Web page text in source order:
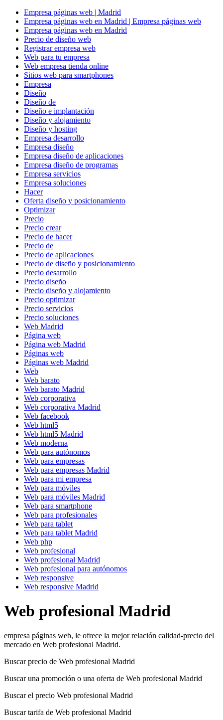
Empresa páginas web | Madrid
Empresa páginas web en Madrid | Empresa páginas web
Empresa páginas web en Madrid
Precio de diseño web
Registrar empresa web
Web para tu empresa
Web empresa tienda online
Sitios web para smartphones
Empresa
Diseño
Diseño de
Diseño e implantación
Diseño y alojamiento
Diseño y hosting
Empresa desarrollo
Empresa diseño
Empresa diseño de aplicaciones
Empresa diseño de programas
Empresa servicios
Empresa soluciones
Hacer
Oferta diseño y posicionamiento
Optimizar
Precio
Precio crear
Precio de hacer
Precio de
Precio de aplicaciones
Precio de diseño y posicionamiento
Precio desarrollo
Precio diseño
Precio diseño y alojamiento
Precio optimizar
Precio servicios
Precio soluciones
Web Madrid
Página web
Página web Madrid
Páginas web
Páginas web Madrid
Web
Web barato
Web barato Madrid
Web corporativa
Web corporativa Madrid
Web facebook
Web html5
Web html5 Madrid
Web moderna
Web para autónomos
Web para empresas
Web para empresas Madrid
Web para mi empresa
Web para móviles
Web para móviles Madrid
Web para smartphone
Web para profesionales
Web para tablet
Web para tablet Madrid
Web php
Web profesional
Web profesional Madrid
Web profesional para autónomos
Web responsive
Web responsive Madrid
Web profesional Madrid
empresa páginas web, le ofrece la mejor relación calidad-precio del
mercado en Web profesional Madrid.
Buscar precio de Web profesional Madrid
Buscar una promoción o una oferta de Web profesional Madrid
Buscar el precio Web profesional Madrid
Buscar tarifa de Web profesional Madrid